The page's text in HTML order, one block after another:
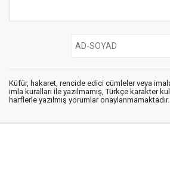
Küfür, hakaret, rencide edici cümleler veya
imla kuralları ile yazılmamış, Türkçe karakter
harflerle yazılmış yorumlar onaylanmamaktadır.